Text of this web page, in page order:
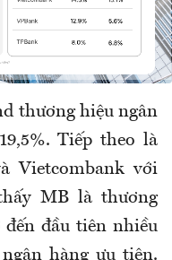
thương hiệu ngân
Tiếp theo là
Vietcombank với
MB là thương
đầu tiên nhiều
hàng ưu tiên.